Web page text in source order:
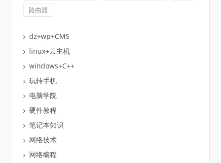
路由器
dz+wp+CMS
linux+云主机
windows+C++
玩转手机
电脑学院
硬件教程
笔记本知识
网络技术
网络编程